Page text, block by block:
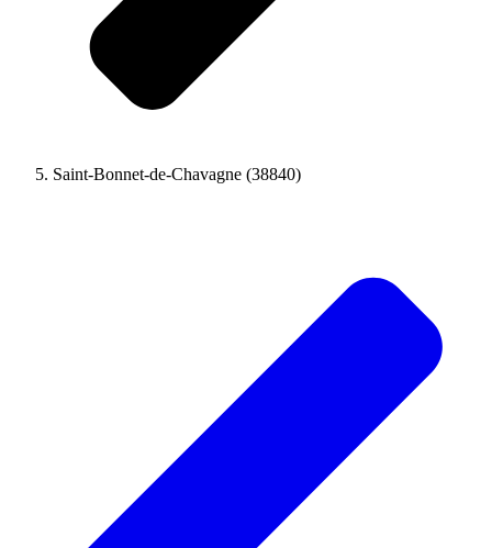
Saint-Bonnet-de-Chavagne (38840)